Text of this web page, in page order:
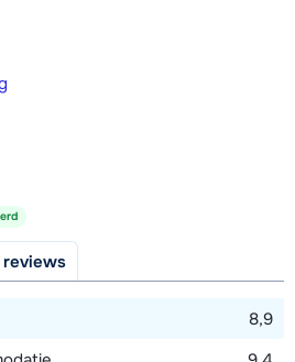
reviews
8,9